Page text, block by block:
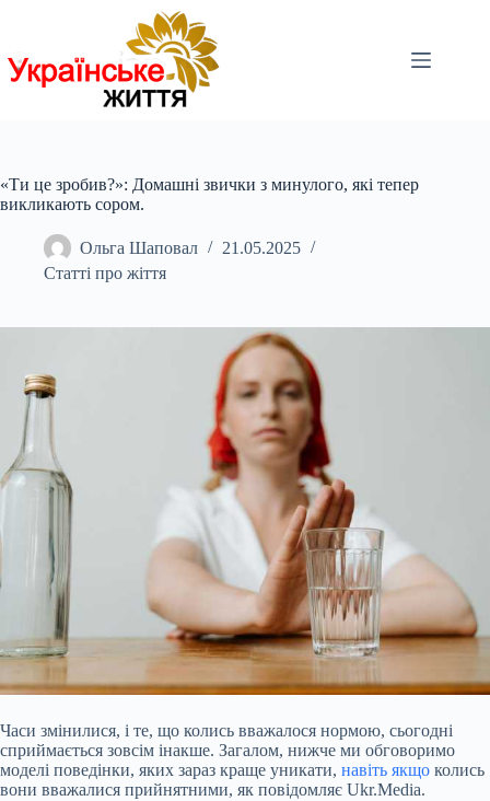
«Ти це зробив?»: Домашні звички з минулого, які тепер
викликають сором.
Ольга Шаповал
21.05.2025
Статті про жіття
Часи змінилися, і те, що колись вважалося нормою, сьогодні
сприймається зовсім інакше. Загалом, нижче ми обговоримо
моделі поведінки, яких зараз краще уникати, навіть якщо колись
вони вважалися прийнятними, як повідомляє Ukr.Media.